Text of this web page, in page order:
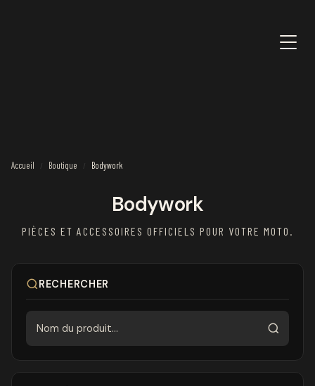
Accueil / Boutique / Bodywork
Bodywork
PIÈCES ET ACCESSOIRES OFFICIELS POUR VOTRE MOTO.
RECHERCHER